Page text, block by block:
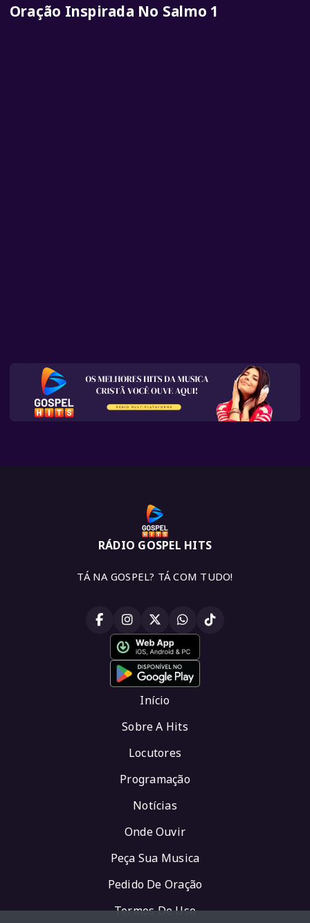
Oração Inspirada No Salmo 1
RÁDIO GOSPEL HITS
TÁ NA GOSPEL? TÁ COM TUDO!
Início
Sobre A Hits
Locutores
Programação
Notícias
Onde Ouvir
Peça Sua Musica
Pedido De Oração
Termos De Uso